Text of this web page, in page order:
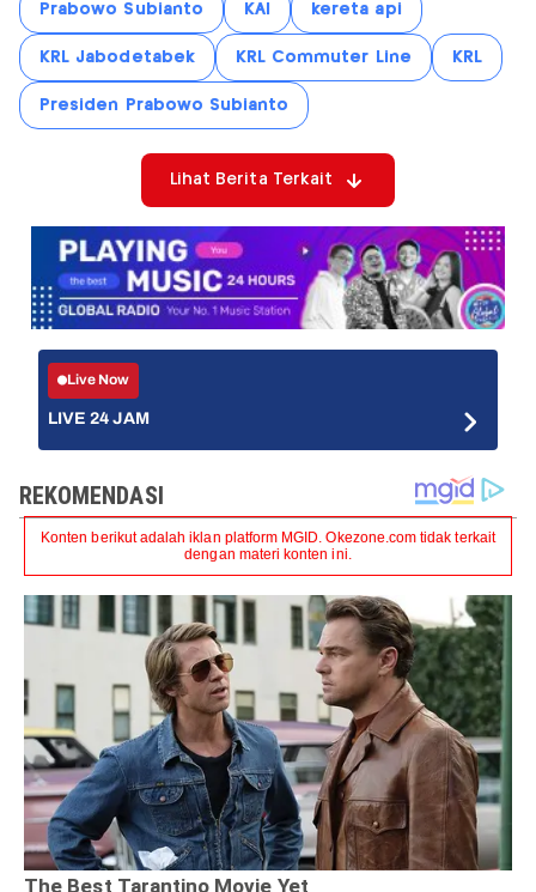
Prabowo Subianto KAI kereta api
KRL Jabodetabek KRL Commuter Line KRL
Presiden Prabowo Subianto
Lihat Berita Terkait
Live Now
LIVE 24 JAM